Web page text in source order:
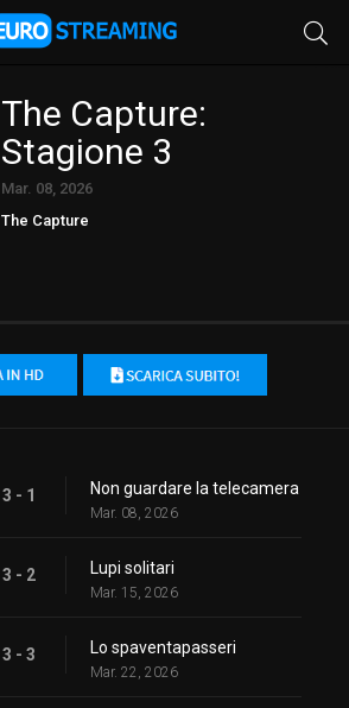
The Capture:
Stagione 3
Mar. 08, 2026
The Capture
3 - 1 Non guardare la telecamera
Mar. 08, 2026
3 - 2 Lupi solitari
Mar. 15, 2026
3 - 3 Lo spaventapasseri
Mar. 22, 2026